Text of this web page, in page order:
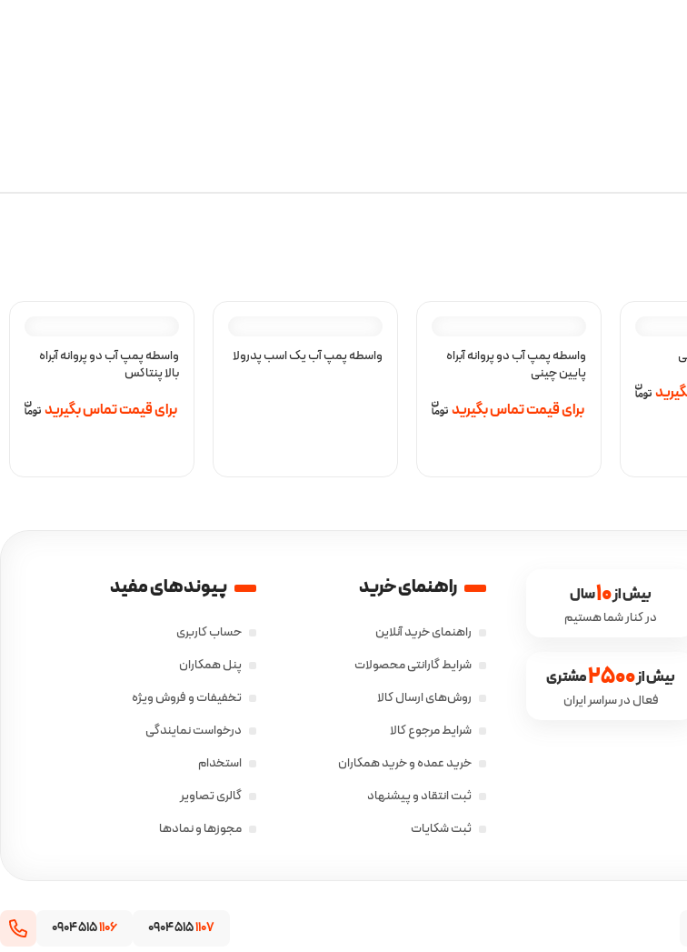
واسطه پمپ آب دو پروانه آبراه
پایین چینی
برای قیمت تماس بگیرید
واسطه پمپ آب یک اسب پدرولا
واسطه پمپ آب دو پروانه آبراه
بالا پنتاکس
برای قیمت تماس بگیرید
در کنار شما هستیم
بیش از 10
فعال در سراسر ایران
بیش از 2500
راهنمای خرید
راهنمای خرید آنلاین
شرایط گارانتی محصولات
روش‌های ارسال کالا
شرایط مرجوع کالا
خرید عمده و خرید همکاران
ثبت انتقاد و پیشنهاد
ثبت شکایات
پیوندهای مفید
حساب کاربری
پنل همکاران
تخفیفات و فروش ویژه
درخواست نمایندگی
استخدام
گالری تصاویر
مجوزها و نمادها
0904 5151106 0904 5151107